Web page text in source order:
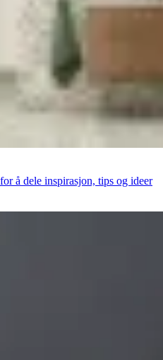
å dele inspirasjon, tips og ideer